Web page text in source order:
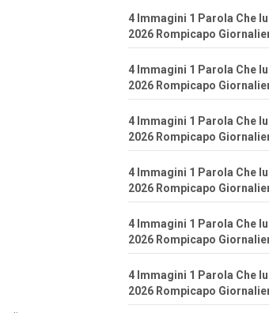
4 Immagini 1 Parola Che
2026 Rompicapo
4 Immagini 1 Parola Che
2026 Rompicapo
4 Immagini 1 Parola Che
2026 Rompicapo
4 Immagini 1 Parola Che
2026 Rompicapo
4 Immagini 1 Parola Che
2026 Rompicapo
4 Immagini 1 Parola Che
2026 Rompicapo